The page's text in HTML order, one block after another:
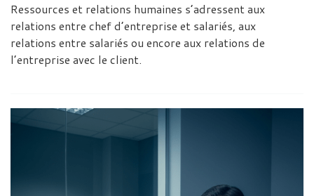
Ressources et relations humaines s’adressent aux
relations entre chef d’entreprise et salariés, aux
relations entre salariés ou encore aux relations de
l’entreprise avec le client.